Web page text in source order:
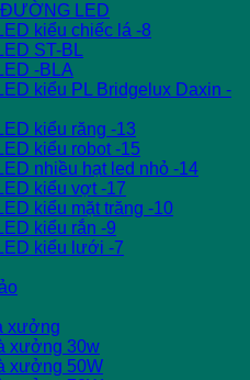
LED
kiểu chiếc lá -8
ST-BL
-BLA
kiểu PL Bridgelux Daxin -
kiểu răng -13
kiểu robot -15
nhiều hạt led nhỏ -14
kiểu vợt -17
kiểu mặt trăng -10
kiểu rắn -9
kiểu lưới -7
xưởng
xưởng 30w
xưởng 50W